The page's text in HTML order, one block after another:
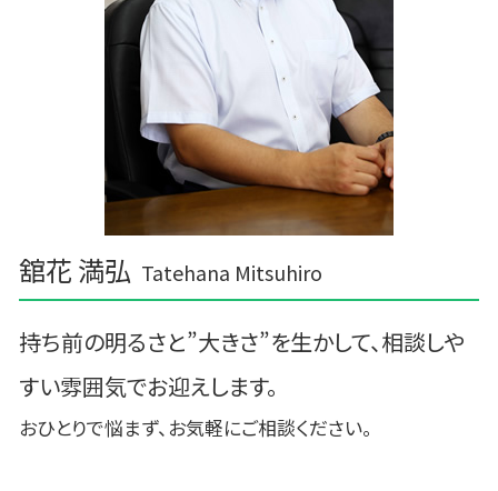
舘花 満弘 Tatehana Mitsuhiro
持ち前の明るさと”大きさ”を生かして、相談しや
すい雰囲気でお迎えします。
おひとりで悩まず、お気軽にご相談ください。